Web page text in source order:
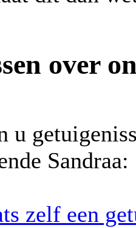
over
u
Sandraa:
zelf een